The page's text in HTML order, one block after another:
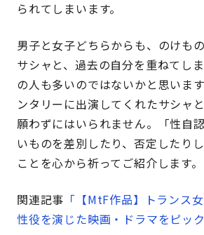
られてしまいます。
男子と女子どちらからも、のけも
サシャと、過去の自分を重ねてし
の人も多いのではないかと思いま
ンタリーに出演してくれたサシャ
願わずにはいられません。「性自
いものを差別したり、否定したり
ことを心から祈ってご紹介します。
関連記事 「【MtF作品】トランス
性役を演じた映画・ドラマをピック